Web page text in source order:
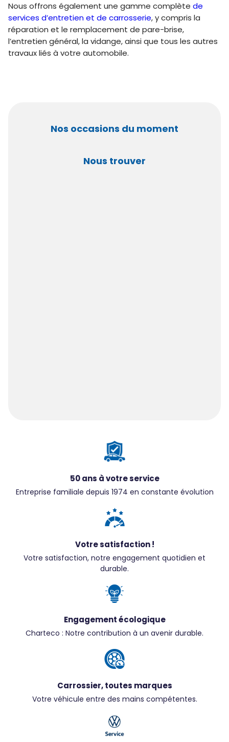
Nous offrons également une gamme complète de
services d’entretien et de carrosserie, y compris la
réparation et le remplacement de pare-brise,
l’entretien général, la vidange, ainsi que tous les autres
travaux liés à votre automobile.
Nos occasions du moment
Nous trouver
50 ans à votre service
Entreprise familiale depuis 1974 en constante évolution
Votre satisfaction !
Votre satisfaction, notre engagement quotidien et
durable.
Engagement écologique
Charteco : Notre contribution à un avenir durable.
Carrossier, toutes marques
Votre véhicule entre des mains compétentes.